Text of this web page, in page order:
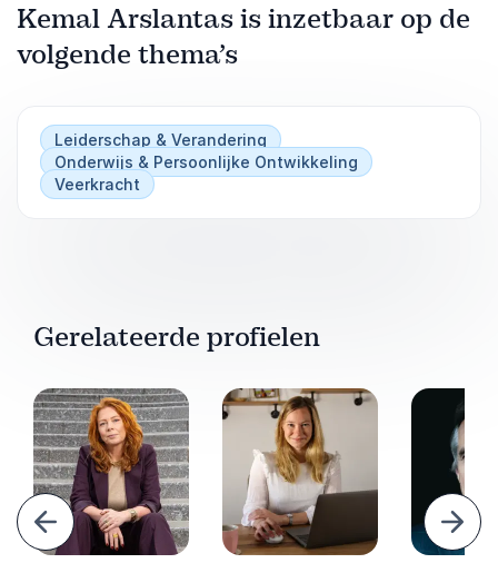
Kemal Arslantas is inzetbaar op de
volgende thema’s
Leiderschap & Verandering
Onderwijs & Persoonlijke Ontwikkeling
Veerkracht
Gerelateerde profielen